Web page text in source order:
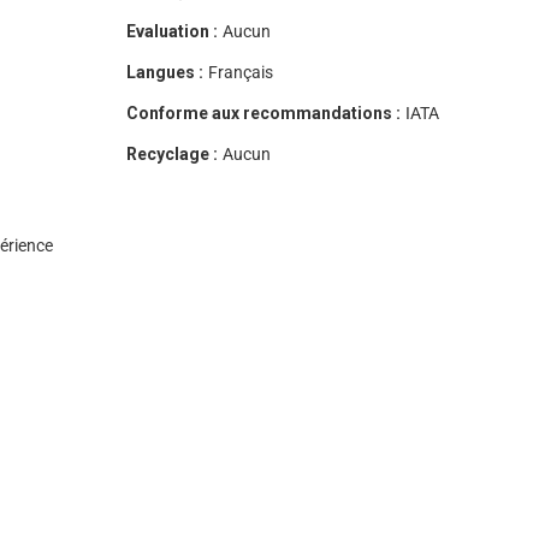
Evaluation : Aucun
Langues : Français
Conforme aux recommandations : IATA
Recyclage : Aucun